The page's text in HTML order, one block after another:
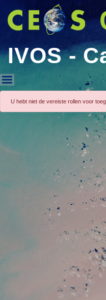
IVOS -
IVOS - Cal/
U hebt niet de vereiste rollen voor